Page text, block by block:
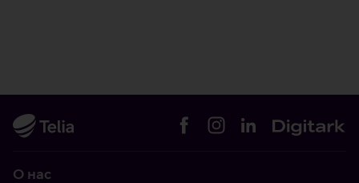
О нас